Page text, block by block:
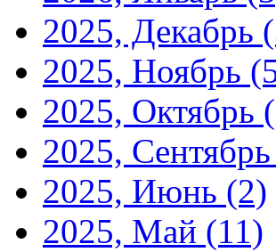
2025, Декабрь
2025, Ноябрь
2025, Октябрь
2025, Сентябрь
2025, Июнь (2)
2025, Май (11)